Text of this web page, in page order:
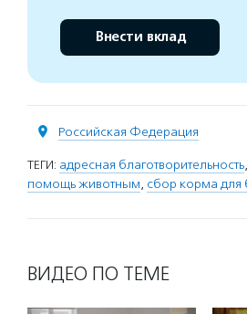
Внести вклад
Российская Федерация
ТЕГИ: адресная благотворительность,
помощь животным, сбор корма
ВИДЕО ПО ТЕМЕ